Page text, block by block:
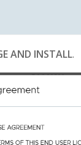
AND INSTALL.